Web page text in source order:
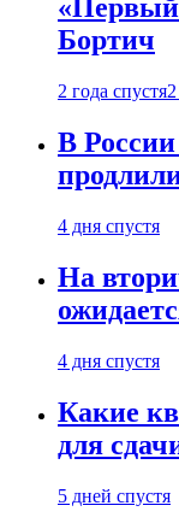
«Первый
Бортич
2 года спустя
В
4 дня спустя
На
4 дня спустя
Какие
для
5 дней спустя